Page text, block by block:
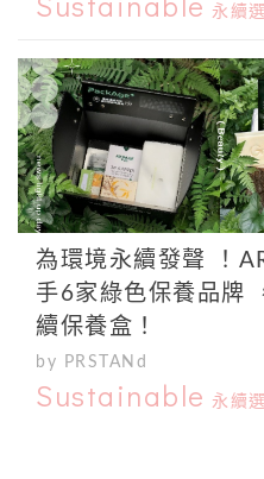
永續
為環境永續發聲 ！
手6家綠色保養品牌
續保養盒！
by PRSTANd
Sustainable 永續